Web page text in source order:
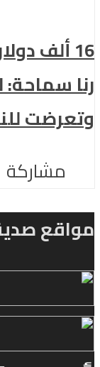
16 ألف دولار تعويض لأحلام !
رنا سماحة:
وتعرضت
مشاركة
مواقع